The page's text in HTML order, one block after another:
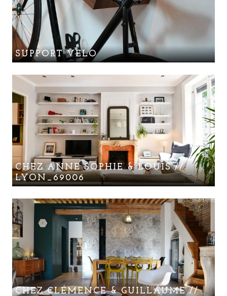
SUPPORT VELO
CHEZ ANNE SOPHIE & LOUIS //
LYON_69006
CHEZ CLÉMENCE & GUILLAUME //